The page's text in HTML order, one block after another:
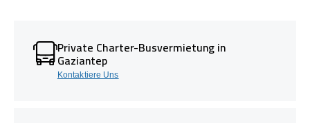
Private Charter-Busvermietung in
Gaziantep
Kontaktiere Uns